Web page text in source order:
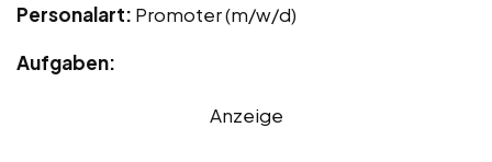
Personalart: Promoter (m/w/d)
Aufgaben:
Anzeige